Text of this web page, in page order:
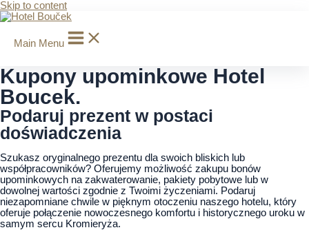
Skip to content
Main Menu
Kupony upominkowe Hotel
Boucek.
Podaruj prezent w postaci
doświadczenia
Szukasz oryginalnego prezentu dla swoich bliskich lub
współpracowników? Oferujemy możliwość zakupu bonów
upominkowych na zakwaterowanie, pakiety pobytowe lub w
dowolnej wartości zgodnie z Twoimi życzeniami. Podaruj
niezapomniane chwile w pięknym otoczeniu naszego hotelu, który
oferuje połączenie nowoczesnego komfortu i historycznego uroku w
samym sercu Kromieryża.